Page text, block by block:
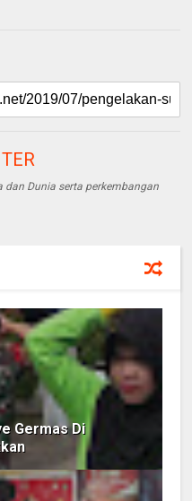
dan Dunia serta perkembangan
Germas Di